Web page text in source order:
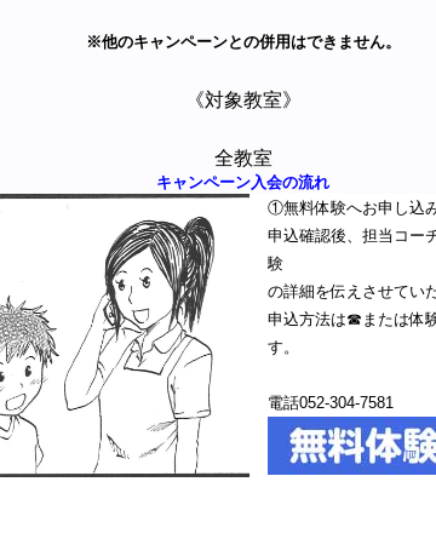
※他のキャンペーンとの併用はできません。
《対象教室》
全教室
キャンペーン入会の流れ
①無料体験へお申し込
申込確認後、担当コー
験
の詳細を伝えさせてい
申込方法は☎または体
す。
電話052-304-7581